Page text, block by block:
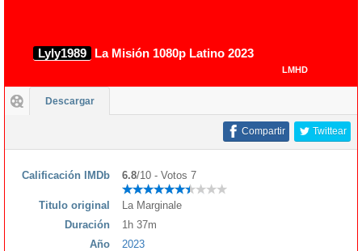
Lyly1989 La Misión 1080p Latino 2023
LMHD
Descargar
Twittear
Compartir
Calificación IMDb 6.8/10 - Votos 7
Titulo original
La Marginale
Duración
1h 37m
Año
2023